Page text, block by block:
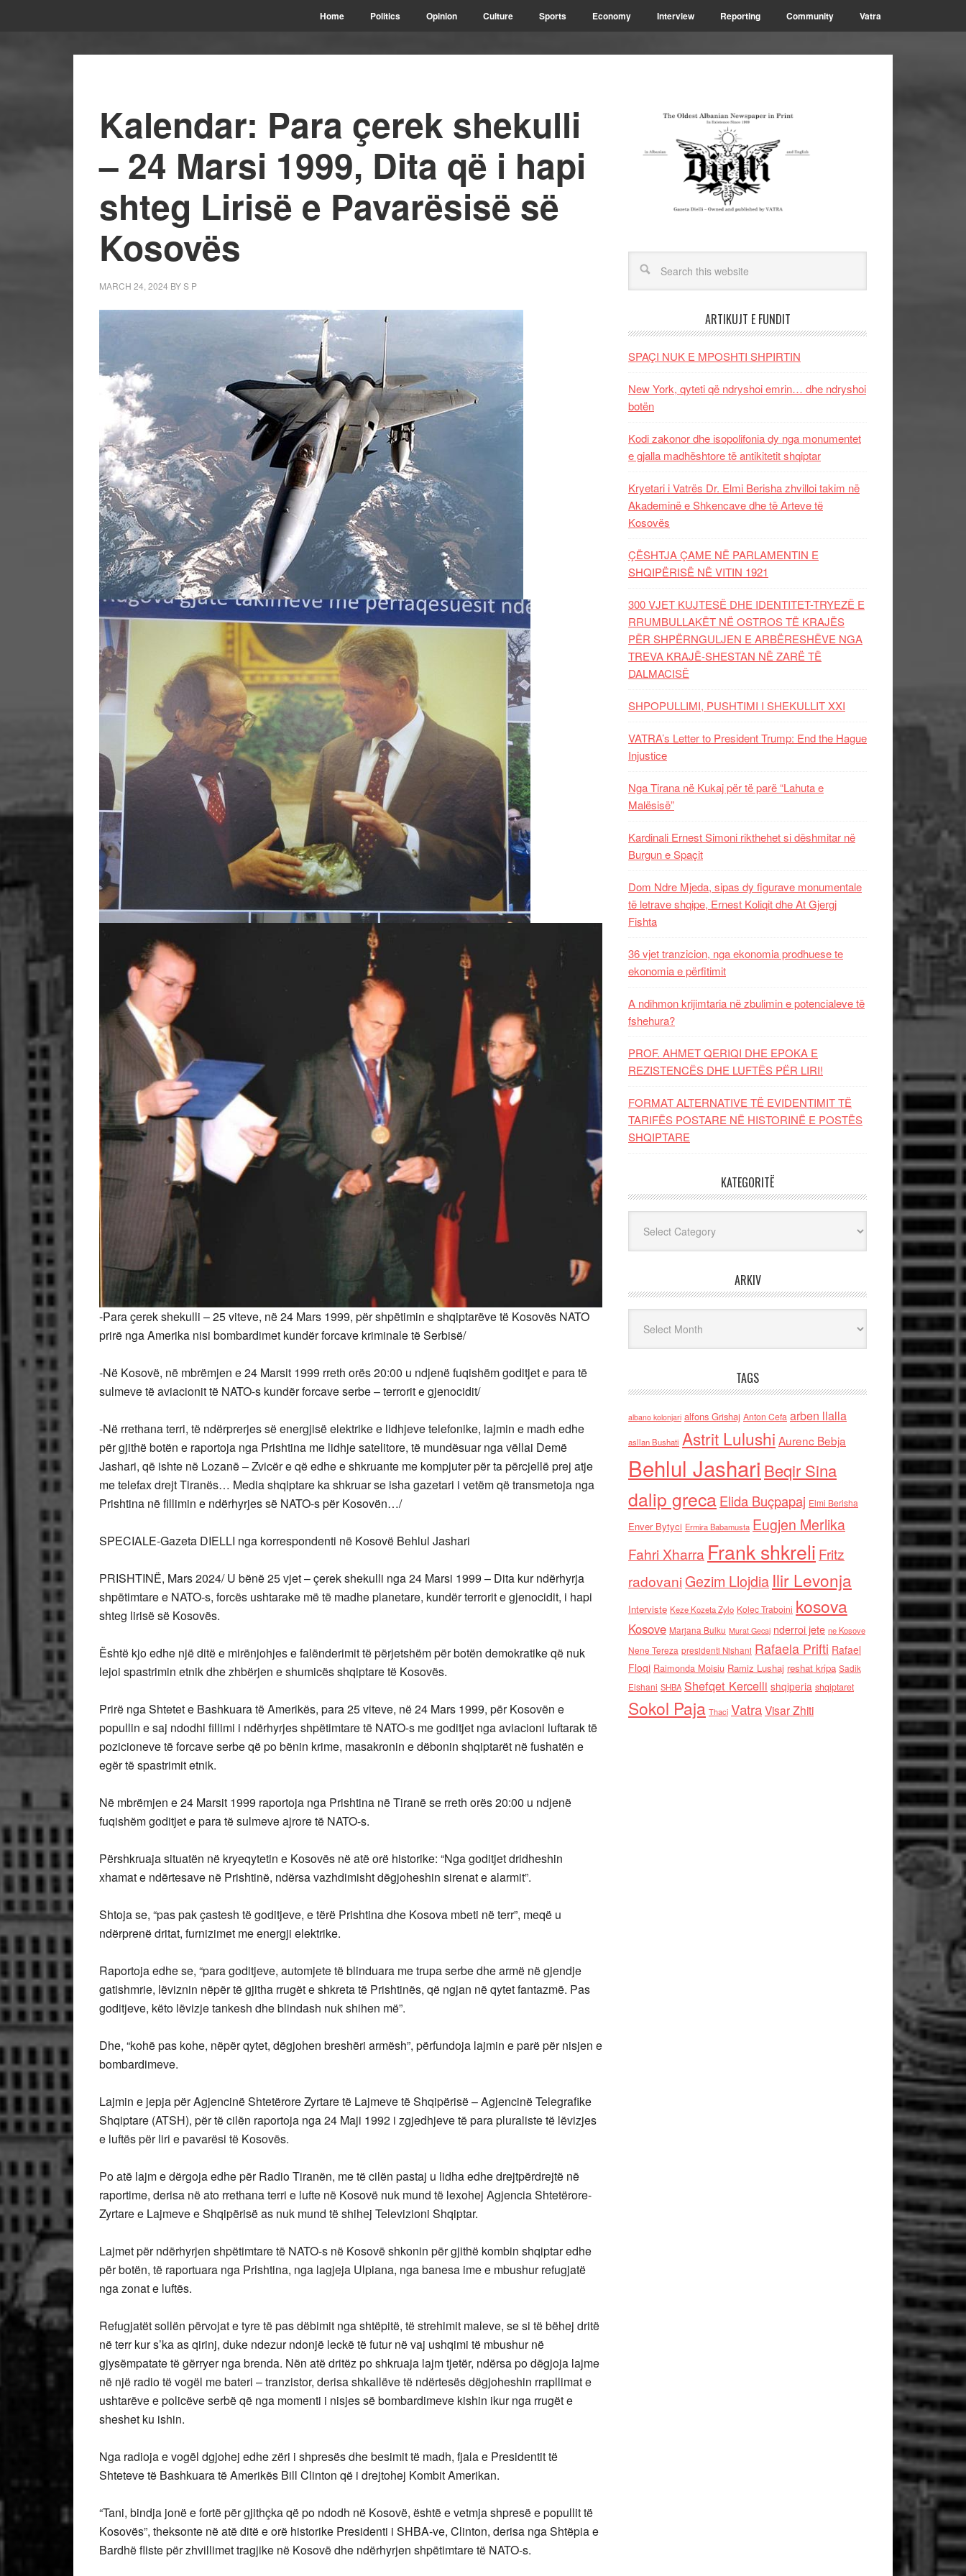
Home Politics Opinion Culture Sports Economy Interview Reporting Community Vatra
Kalendar: Para çerek shekulli
– 24 Marsi 1999, Dita që i hapi
shteg Lirisë e Pavarësisë së
Kosovës
MARCH 24, 2024 BYS P
-Para çerek shekulli – 25 viteve, në 24 Mars 1999, për shpëtimin e shqiptarëve të Kosovës NATO
prirë nga Amerika nisi bombardimet kundër forcave kriminale të Serbisë/
-Në Kosovë, në mbrëmjen e 24 Marsit 1999 rreth orës 20:00 u ndjenë fuqishëm goditjet e para të
sulmeve të aviacionit të NATO-s kundër forcave serbe – terrorit e gjenocidit/
-Në rrethana terri, të ndërprerjes së energjisë elektrike e lidhjeve telefonike, lajmin e madh edhe
për gjithë botën e raportoja nga Prishtina me lidhje satelitore, të mundësuar nga vëllai Demë
Jashari, që ishte në Lozanë – Zvicër e që edhe e shkruante me kompjuter për ta përcjellë prej atje
me telefax drejt Tiranës… Media shqiptare ka shkruar se isha gazetari i vetëm që transmetoja nga
Prishtina në fillimin e ndërhyrjes së NATO-s për Kosovën…/
SPECIALE-Gazeta DIELLI nga korrespondenti në Kosovë Behlul Jashari
PRISHTINË, Mars 2024/ U bënë 25 vjet – çerek shekulli nga 24 Marsi 1999 – Dita kur ndërhyrja
shpëtimtare e NATO-s, forcës ushtarake më të madhe planetare, kundër terrorit e gjenocidit, i hapi
shteg lirisë së Kosovës.
Është kjo edhe një ditë e mirënjohjes e falënderimit të përjetshëm për botën demokratike që nuk
lejoi spastrimin etnik dhe zhbërjen e shumicës shqiptare të Kosovës.
Prirë nga Shtetet e Bashkuara të Amerikës, para 25 viteve, në 24 Mars 1999, për Kosovën e
popullin e saj ndodhi fillimi i ndërhyrjes shpëtimtare të NATO-s me goditjet nga aviacioni luftarak të
pozicioneve të forcave serbe që po bënin krime, masakronin e dëbonin shqiptarët në fushatën e
egër të spastrimit etnik.
Në mbrëmjen e 24 Marsit 1999 raportoja nga Prishtina në Tiranë se rreth orës 20:00 u ndjenë
fuqishëm goditjet e para të sulmeve ajrore të NATO-s.
Përshkruaja situatën në kryeqytetin e Kosovës në atë orë historike: “Nga goditjet dridheshin
xhamat e ndërtesave në Prishtinë, ndërsa vazhdimisht dëgjoheshin sirenat e alarmit”.
Shtoja se, “pas pak çastesh të goditjeve, e tërë Prishtina dhe Kosova mbeti në terr”, meqë u
ndërprenë dritat, furnizimet me energji elektrike.
Raportoja edhe se, “para goditjeve, automjete të blinduara me trupa serbe dhe armë në gjendje
gatishmrie, lëviznin nëpër të gjitha rrugët e shkreta të Prishtinës, që ngjan në qytet fantazmë. Pas
goditjeve, këto lëvizje tankesh dhe blindash nuk shihen më”.
Dhe, “kohë pas kohe, nëpër qytet, dëgjohen breshëri armësh”, përfundoja lajmin e parë për nisjen e
bombardimeve.
Lajmin e jepja për Agjencinë Shtetërore Zyrtare të Lajmeve të Shqipërisë – Agjencinë Telegrafike
Shqiptare (ATSH), për të cilën raportoja nga 24 Maji 1992 i zgjedhjeve të para pluraliste të lëvizjes
e luftës për liri e pavarësi të Kosovës.
Po atë lajm e dërgoja edhe për Radio Tiranën, me të cilën pastaj u lidha edhe drejtpërdrejtë në
raportime, derisa në ato rrethana terri e lufte në Kosovë nuk mund të lexohej Agjencia Shtetërore-
Zyrtare e Lajmeve e Shqipërisë as nuk mund të shihej Televizioni Shqiptar.
Lajmet për ndërhyrjen shpëtimtare të NATO-s në Kosovë shkonin për gjithë kombin shqiptar edhe
për botën, të raportuara nga Prishtina, nga lagjeja Ulpiana, nga banesa ime e mbushur refugjatë
nga zonat e luftës.
Refugjatët sollën përvojat e tyre të pas dëbimit nga shtëpitë, të strehimit maleve, se si të bëhej dritë
në terr kur s’ka as qirinj, duke ndezur ndonjë leckë të futur në vaj ushqimi të mbushur në
gjysëmpatate të gërryer nga brenda. Nën atë dritëz po shkruaja lajm tjetër, ndërsa po dëgjoja lajme
në një radio të vogël me bateri – tranzistor, derisa shkallëve të ndërtesës dëgjoheshin rrapllimat e
ushtarëve e policëve serbë që nga momenti i nisjes së bombardimeve kishin ikur nga rrugët e
sheshet ku ishin.
Nga radioja e vogël dgjohej edhe zëri i shpresës dhe besimit të madh, fjala e Presidentit të
Shteteve të Bashkuara të Amerikës Bill Clinton që i drejtohej Kombit Amerikan.
“Tani, bindja jonë e fortë për gjithçka që po ndodh në Kosovë, është e vetmja shpresë e popullit të
Kosovës”, theksonte në atë ditë e orë historike Presidenti i SHBA-ve, Clinton, derisa nga Shtëpia e
Bardhë fliste për zhvillimet tragjike në Kosovë dhe ndërhyrjen shpëtimtare të NATO-s.
ARTIKUJT E FUNDIT
SPAÇI NUK E MPOSHTI SHPIRTIN
New York, qyteti që ndryshoi emrin… dhe ndryshoi
botën
Kodi zakonor dhe isopolifonia dy nga monumentet
e gjalla madhështore të antikitetit shqiptar
Kryetari i Vatrës Dr. Elmi Berisha zhvilloi takim në
Akademinë e Shkencave dhe të Arteve të
Kosovës
ÇËSHTJA ÇAME NË PARLAMENTIN E
SHQIPËRISË NË VITIN 1921
300 VJET KUJTESË DHE IDENTITET-TRYEZË E
RRUMBULLAKËT NË OSTROS TË KRAJËS
PËR SHPËRNGULJEN E ARBËRESHËVE NGA
TREVA KRAJË-SHESTAN NË ZARË TË
DALMACISË
SHPOPULLIMI, PUSHTIMI I SHEKULLIT XXI
VATRA’s Letter to President Trump: End the Hague
Injustice
Nga Tirana në Kukaj për të parë “Lahuta e
Malësisë”
Kardinali Ernest Simoni rikthehet si dëshmitar në
Burgun e Spaçit
Dom Ndre Mjeda, sipas dy figurave monumentale
të letrave shqipe, Ernest Koliqit dhe At Gjergj
Fishta
36 vjet tranzicion, nga ekonomia prodhuese te
ekonomia e përfitimit
A ndihmon krijimtaria në zbulimin e potencialeve të
fshehura?
PROF. AHMET QERIQI DHE EPOKA E
REZISTENCЁS DHE LUFTЁS PЁR LIRI!
FORMAT ALTERNATIVE TË EVIDENTIMIT TË
TARIFËS POSTARE NË HISTORINË E POSTËS
SHQIPTARE
KATEGORITË
ARKIV
TAGS
albano kolonjari alfons Grishaj Anton Cefa arben llalla
asllan Bushati Astrit Lulushi Aurenc Bebja
Behlul Jashari Beqir Sina
dalip grecaElida Buçpapaj Elmi Berisha
Enver Bytyci Ermira Babamusta Eugjen Merlika
Fahri Xharra Frank shkreli Fritz
radovaniGezim Llojdia Ilir Levonja
Interviste Keze Kozeta Zylo Kolec Traboini kosova
Kosove Marjana Bulku Murat Gecaj nderroi jete ne Kosove
Nene Tereza presidenti Nishani Rafaela Prifti Rafael
Floqi Raimonda Moisiu Ramiz Lushaj reshat kripa Sadik
Elshani SHBA Shefqet Kercelli shqiperia shqiptaret
Sokol Paja Thaci VatraVisar Zhiti